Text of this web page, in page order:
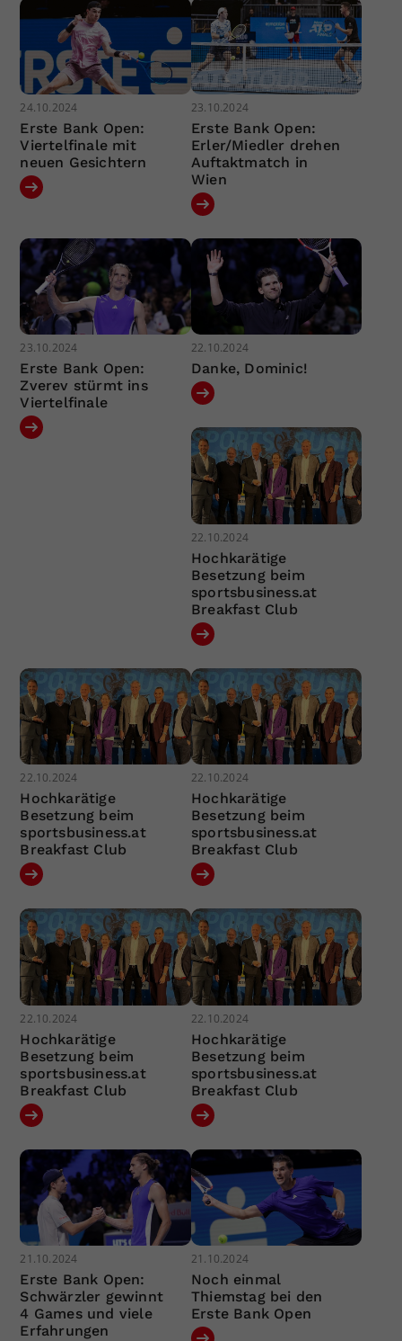
24.10.2024
Erste Bank Open:
Viertelfinale mit
neuen Gesichtern
23.10.2024
Erste Bank Open:
Erler/Miedler drehen
Auftaktmatch in
Wien
23.10.2024
Erste Bank Open:
Zverev stürmt ins
Viertelfinale
22.10.2024
Danke, Dominic!
22.10.2024
Hochkarätige
Besetzung beim
sportsbusiness.at
Breakfast Club
22.10.2024
Hochkarätige
Besetzung beim
sportsbusiness.at
Breakfast Club
22.10.2024
Hochkarätige
Besetzung beim
sportsbusiness.at
Breakfast Club
22.10.2024
Hochkarätige
Besetzung beim
sportsbusiness.at
Breakfast Club
22.10.2024
Hochkarätige
Besetzung beim
sportsbusiness.at
Breakfast Club
21.10.2024
Erste Bank Open:
Schwärzler gewinnt
4 Games und viele
Erfahrungen
21.10.2024
Noch einmal
Thiemstag bei den
Erste Bank Open